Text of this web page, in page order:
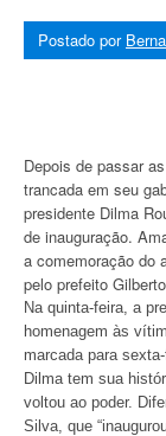
Postado por
Depois de passar
trancada em seu
presidente Dilma
de inauguração.
a comemoração do
pelo prefeito
Na quinta-feira, a
homenagem às
marcada para
Dilma tem sua
voltou ao poder.
Silva, que